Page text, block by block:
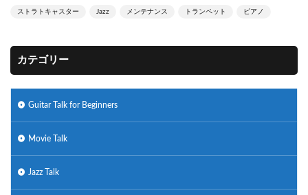
ストラトキャスター Jazz メンテナンス トランペット ピアノ
カテゴリー
Guitar Talk for Beginners
Movie Talk
Jazz Talk